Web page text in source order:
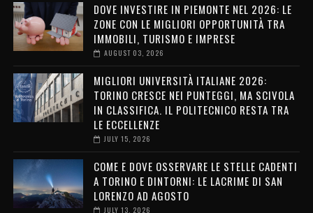
DOVE INVESTIRE IN PIEMONTE NEL 2026: LE
ZONE CON LE MIGLIORI OPPORTUNITÀ TRA
IMMOBILI, TURISMO E IMPRESE
AUGUST 03, 2026
MIGLIORI UNIVERSITÀ ITALIANE 2026:
TORINO CRESCE NEI PUNTEGGI, MA SCIVOLA
IN CLASSIFICA. IL POLITECNICO RESTA TRA
LE ECCELLENZE
JULY 15, 2026
COME E DOVE OSSERVARE LE STELLE CADENTI
A TORINO E DINTORNI: LE LACRIME DI SAN
LORENZO AD AGOSTO
JULY 13, 2026